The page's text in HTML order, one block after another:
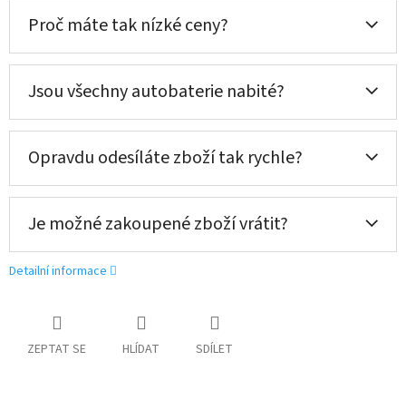
Proč máte tak nízké ceny?
Jsou všechny autobaterie nabité?
Opravdu odesíláte zboží tak rychle?
Je možné zakoupené zboží vrátit?
Detailní informace
ZEPTAT SE HLÍDAT SDÍLET